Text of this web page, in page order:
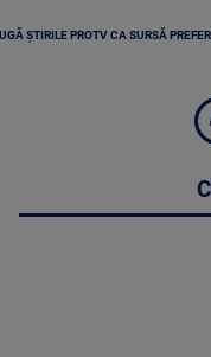
ȘTIRILE PROTV CA SURSĂ